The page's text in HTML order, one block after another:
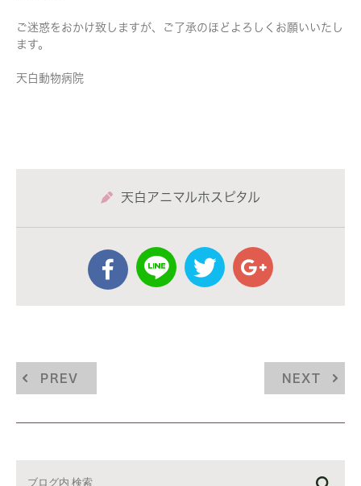
ご迷惑をおかけ致しますが、ご了承のほどよろしくお願いいたし
ます。
天白動物病院
天白アニマルホスピタル
PREV NEXT